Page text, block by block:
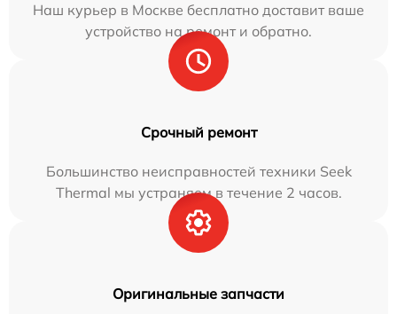
Наш курьер в Москве бесплатно доставит ваше
устройство на ремонт и обратно.
Срочный ремонт
Большинство неисправностей техники Seek
Thermal мы устраняем в течение 2 часов.
Оригинальные запчасти